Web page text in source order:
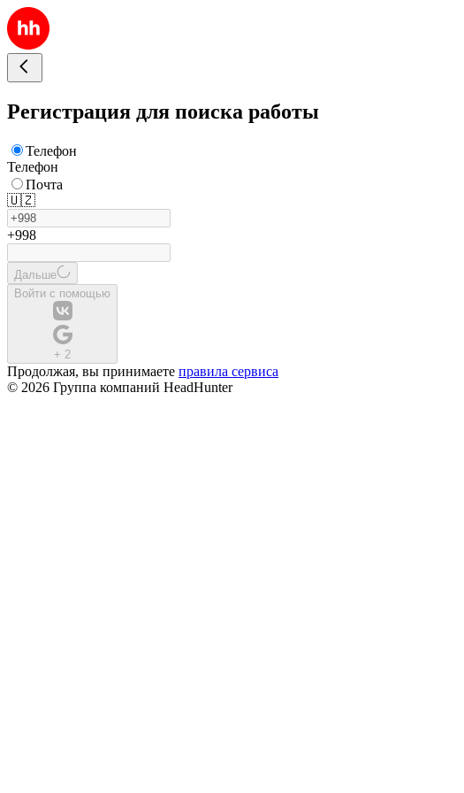
Регистрация для поиска работы
Телефон
Телефон
Почта
🇺🇿
+998
Дальше
Войти с помощью
+ 2
Продолжая, вы принимаете правила сервиса
© 2026 Группа компаний HeadHunter